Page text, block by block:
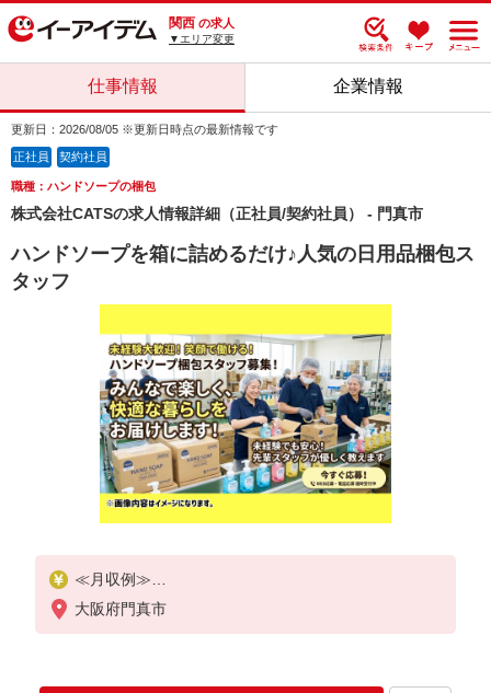
関西 の求人
▼エリア変更
仕事情報 企業情報
更新日：2026/08/05 ※更新日時点の最新情報です
正社員 契約社員
職種：ハンドソープの梱包
株式会社CATSの求人情報詳細（正社員/契約社員） - 門真市
ハンドソープを箱に詰めるだけ♪人気の日用品梱包ス
タッフ
≪月収例≫
時給1470円×20日勤務＝235,200円
深夜割増(368円)×60時間＝22,080円
【合計】324,030円
大阪府門真市